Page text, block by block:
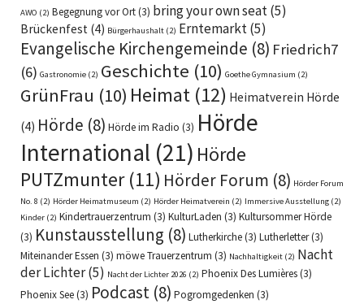
AWO (2) Begegnung vor Ort(3) bring your own seat(5)
Brückenfest (4) Bürgerhaushalt (2) Erntemarkt(5)
Evangelische Kirchengemeinde (8) Friedrich7
(6) Gastronomie (2) Geschichte (10) Goethe Gymnasium (2)
GrünFrau (10) Heimat (12) Heimatverein Hörde
(4) Hörde (8) Hörde im Radio (3) Hörde
International (21) Hörde
PUTZmunter(11) Hörder Forum (8) Hörder Forum
No. 8 (2) Hörder Heimatmuseum (2) Hörder Heimatverein (2) Immersive Ausstellung (2)
Kinder (2) Kindertrauerzentrum (3) KulturLaden (3) Kultursommer Hörde
(3) Kunstausstellung (8) Lutherkirche(3) Lutherletter(3)
Miteinander Essen (3) möwe Trauerzentrum (3) Nachhaltigkeit (2) Nacht
der Lichter(5) Nacht der Lichter 2026 (2) Phoenix Des Lumières(3)
Phoenix See(3) Podcast (8) Pogromgedenken (3)